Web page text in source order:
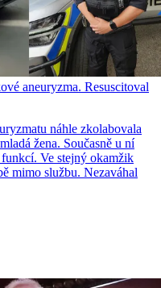
aneuryzma. Resuscitoval
náhle zkolabovala
žena. Současně u ní
Ve stejný okamžik
mimo službu. Nezaváhal